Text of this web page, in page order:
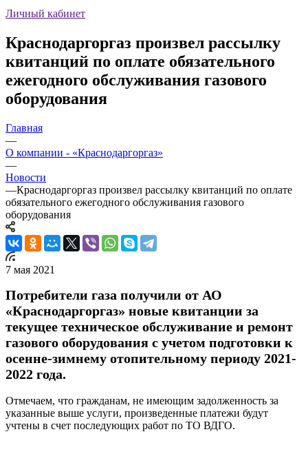
Личный кабинет
Краснодаргоргаз произвел рассылку
квитанций по оплате обязательного
ежегодного обслуживания газового
оборудования
Главная
—
О компании - «Краснодаргоргаз»
—
Новости
—Краснодаргоргаз произвел рассылку квитанций по оплате
обязательного ежегодного обслуживания газового
оборудования
7 мая 2021
Потребители газа получили от АО
«Краснодаргоргаз» новые квитанции за
текущее техническое обслуживание и ремонт
газового оборудования с учетом подготовки к
осенне-зимнему отопительному периоду 2021-
2022 года.
Отмечаем, что гражданам, не имеющим задолженность за
указанные выше услуги, произведенные платежи будут
учтены в счет последующих работ по ТО ВДГО.